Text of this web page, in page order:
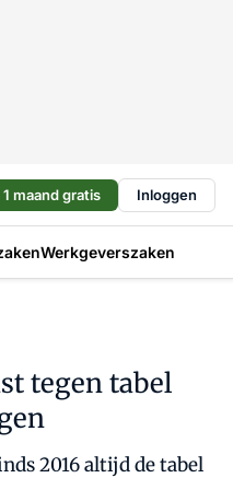
1 maand gratis Inloggen
Werkgeverszaken
tegen tabel
2016 altijd de tabel